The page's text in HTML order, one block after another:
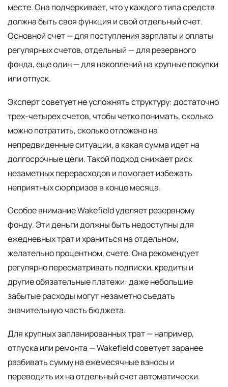
месте. Она подчеркивает, что у каждого типа средств
должна быть своя функция и свой отдельный счет.
Основной счет — для поступления зарплаты и оплаты
регулярных счетов, отдельный — для резервного
фонда, еще один — для накоплений на крупные покупки
или отпуск.
Эксперт советует не усложнять структуру: достаточно
трех-четырех счетов, чтобы четко понимать, сколько
можно потратить, сколько отложено на
непредвиденные ситуации, а какая сумма идет на
долгосрочные цели. Такой подход снижает риск
незаметных перерасходов и помогает избежать
неприятных сюрпризов в конце месяца.
Особое внимание Wakefield уделяет резервному
фонду. Эти деньги должны быть недоступны для
ежедневных трат и храниться на отдельном,
желательно процентном, счете. Она рекомендует
регулярно пересматривать подписки, кредиты и
другие обязательные платежи: даже небольшие
забытые расходы могут незаметно съедать
значительную часть бюджета.
Для крупных запланированных трат — например,
отпуска или ремонта — Wakefield советует заранее
разбивать сумму на ежемесячные взносы и
переводить их на отдельный счет автоматически.